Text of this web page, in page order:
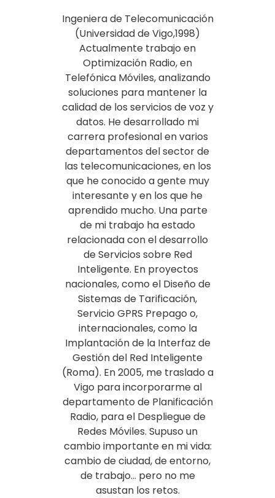
Ingeniera de Telecomunicación
(Universidad de Vigo,1998)
Actualmente trabajo en
Optimización Radio, en
Telefónica Móviles, analizando
soluciones para mantener la
calidad de los servicios de voz y
datos. He desarrollado mi
carrera profesional en varios
departamentos del sector de
las telecomunicaciones, en los
que he conocido a gente muy
interesante y en los que he
aprendido mucho. Una parte
de mi trabajo ha estado
relacionada con el desarrollo
de Servicios sobre Red
Inteligente. En proyectos
nacionales, como el Diseño de
Sistemas de Tarificación,
Servicio GPRS Prepago o,
internacionales, como la
Implantación de la Interfaz de
Gestión del Red Inteligente
(Roma). En 2005, me traslado a
Vigo para incorporarme al
departamento de Planificación
Radio, para el Despliegue de
Redes Móviles. Supuso un
cambio importante en mi vida:
cambio de ciudad, de entorno,
de trabajo… pero no me
asustan los retos.